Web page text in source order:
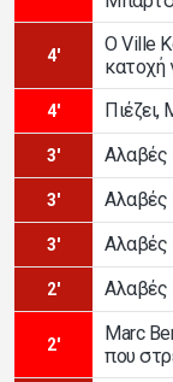
4'
Ο Ville
κατοχή
4'
3' Αλαβές
3' Αλαβές
3' Αλαβές
2' Αλαβές
2'
Marc
που